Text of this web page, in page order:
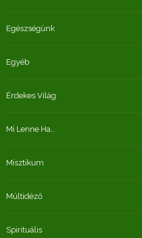
Egészségünk
Egyéb
Érdekes Világ
Mi Lenne Ha…
Misztikum
Múltidéző
Spirituális